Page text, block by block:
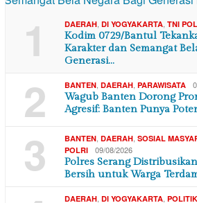
1 DAERAH, DI YOGYAKARTA, TNI
Kodim 0729/Bantul
Karakter dan Semangat
Generasi…
2 BANTEN, DAERAH, PARAWISATA
Wagub Banten Dorong
Agresif: Banten Punya
3 BANTEN, DAERAH, SOSIAL
POLRI
09/08/2026
Polres Serang
Bersih untuk Warga
DAERAH, DI YOGYAKARTA, POLITIK